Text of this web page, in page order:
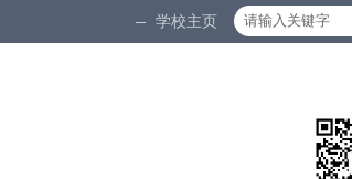
学校主页